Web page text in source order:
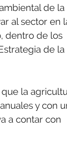
de la
al sector en
dentro de los
de la
la
y con
a contar con